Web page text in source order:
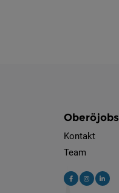
Oberöjobs
Kontakt
Team